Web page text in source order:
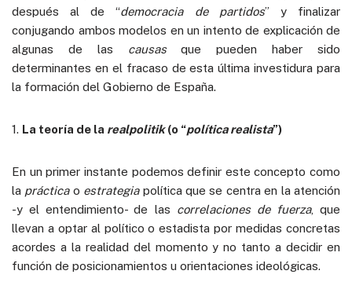
después al de “democracia de partidos” y finalizar
conjugando ambos modelos en un intento de explicación de
algunas de las causasque pueden haber sido
determinantes en el fracaso de esta última investidura para
la formación del Gobierno de España.
1. La teoría de la realpolitik(o “política realista”)
En un primer instante podemos definir este concepto como
la prácticao estrategiapolítica que se centra en la atención
-y el entendimiento- de las correlaciones de fuerza, que
llevan a optar al político o estadista por medidas concretas
acordes a la realidad del momento y no tanto a decidir en
función de posicionamientos u orientaciones ideológicas.